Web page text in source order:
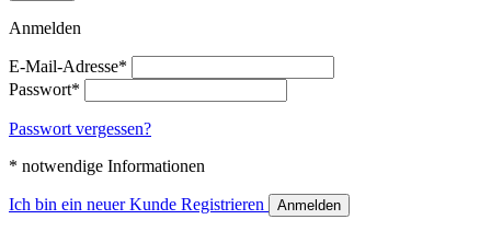
Anmelden
E-Mail-Adresse*
Passwort*
Passwort vergessen?
* notwendige Informationen
Ich bin ein neuer Kunde Registrieren Anmelden